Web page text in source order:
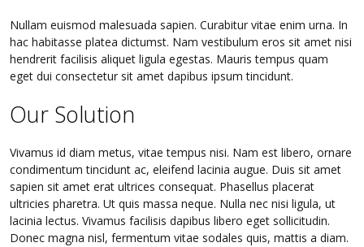
Nullam euismod malesuada sapien. Curabitur vitae enim urna. In
hac habitasse platea dictumst. Nam vestibulum eros sit amet nisi
hendrerit facilisis aliquet ligula egestas. Mauris tempus quam
eget dui consectetur sit amet dapibus ipsum tincidunt.
Our Solution
Vivamus id diam metus, vitae tempus nisi. Nam est libero, ornare
condimentum tincidunt ac, eleifend lacinia augue. Duis sit amet
sapien sit amet erat ultrices consequat. Phasellus placerat
ultricies pharetra. Ut quis massa neque. Nulla nec nisi ligula, ut
lacinia lectus. Vivamus facilisis dapibus libero eget sollicitudin.
Donec magna nisl, fermentum vitae sodales quis, mattis a diam.